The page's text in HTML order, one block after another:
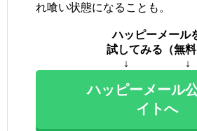
れ喰い状態になることも。
ハッピーメール
試してみる（無料
↓ ↓
ハッピーメール
イトへ